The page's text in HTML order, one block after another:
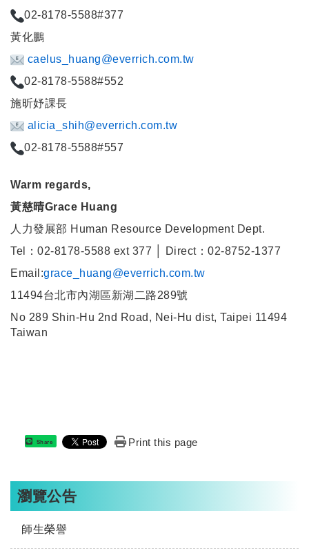
02-8178-5588#377
黃化鵬
caelus_huang@everrich.com.tw
02-8178-5588#552
施昕妤課長
alicia_shih@everrich.com.tw
02-8178-5588#557
Warm regards,
黃慈晴Grace Huang
人力發展部 Human Resource Development Dept.
Tel：02-8178-5588 ext 377 │ Direct：02-8752-1377
Email:grace_huang@everrich.com.tw
11494台北市內湖區新湖二路289號
No 289 Shin-Hu 2nd Road, Nei-Hu dist, Taipei 11494
Taiwan
Share Print this page
瀏覽公告
師生榮譽